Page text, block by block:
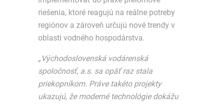
riešenia, ktoré reagujú na reálne potreby
regiónov a zároveň určujú nové trendy v
oblasti vodného hospodárstva.
„Východoslovenská vodárenská
spoločnosť, a.s. sa opäť raz stala
priekopníkom. Práve takéto projekty
ukazujú, že moderné technológie dokážu